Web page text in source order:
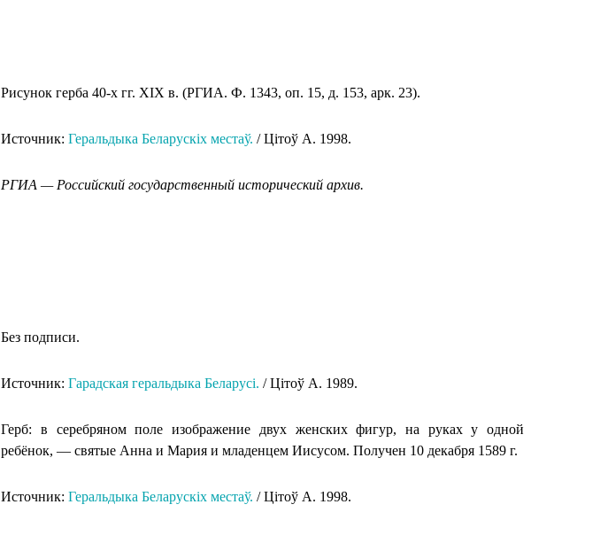
Рисунок герба 40-х гг. XIX в. (РГИА. Ф. 1343, оп. 15, д. 153, арк. 23).
Источник:Геральдыка Беларускіх местаў. / Цітоў А. 1998.
РГИА — Российский государственный исторический архив.
Без подписи.
Источник:Гарадская геральдыка Беларусi. / Цiтоў А. 1989.
Герб: в серебряном поле изображение двух женских фигур, на руках у одной
ребёнок, — святые Анна и Мария и младенцем Иисусом. Получен 10 декабря 1589 г.
Источник:Геральдыка Беларускіх местаў. / Цітоў А. 1998.